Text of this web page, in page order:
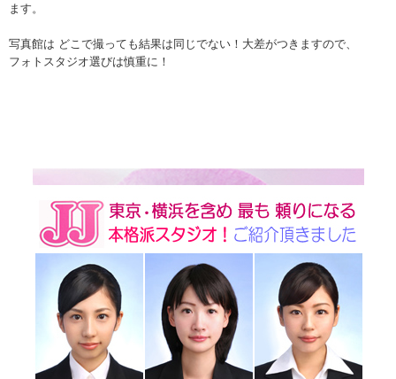
ます。
写真館は どこで撮っても結果は同じでない！大差がつきますので、
フォトスタジオ選びは慎重に！